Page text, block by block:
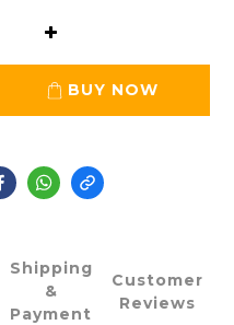
BUY NOW
Shipping
&
Payment
Customer
Reviews